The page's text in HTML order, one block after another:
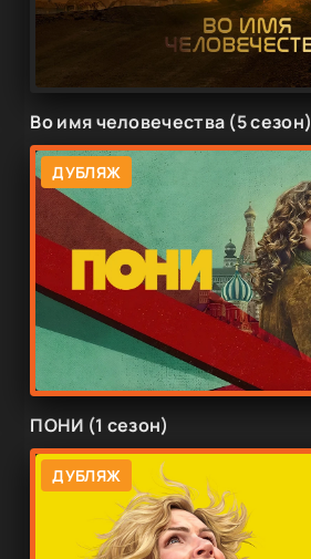
Во имя человечества (5 сезон)
ДУБЛЯЖ
ПОНИ (1 сезон)
ДУБЛЯЖ